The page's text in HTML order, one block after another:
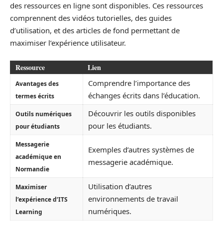
des ressources en ligne sont disponibles. Ces ressources
comprennent des vidéos tutorielles, des guides
d’utilisation, et des articles de fond permettant de
maximiser l’expérience utilisateur.
Ressource Lien
Avantages des
termes écrits
Comprendre l’importance des
échanges écrits dans l’éducation.
Outils numériques
pour étudiants
Découvrir les outils disponibles
pour les étudiants.
Messagerie
académique en
Normandie
Exemples d’autres systèmes de
messagerie académique.
Maximiser
l’expérience d’ITS
Learning
Utilisation d’autres
environnements de travail
numériques.